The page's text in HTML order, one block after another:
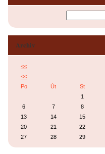
Archiv
<<
<<
Po
Út St
1
6
7 8
13
14 15
20
21 22
27
28 29